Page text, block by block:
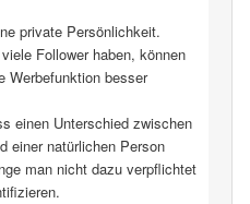
private Persönlichkeit.
Follower haben, können
Werbefunktion besser
einen Unterschied zwischen
einer natürlichen Person
man nicht dazu verpflichtet